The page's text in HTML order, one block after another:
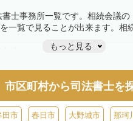
士事務所一覧です。相続会議
一覧で見ることが出来ます。相
ため注意しましょう。
に依頼すれば手間を省けます。
相談も可能です。
もっと見る
市区町村から司法書士を
田市 春日市 大野城市 那珂